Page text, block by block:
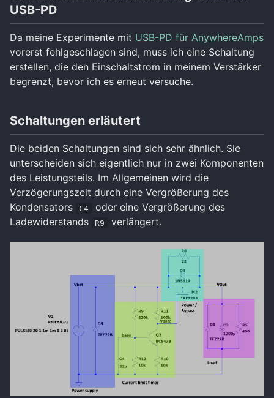
USB-PD
Da meine Experimente mit USB-PD für AnywhereAmps
vorerst fehlgeschlagen sind, muss ich eine Schaltung
erstellen, die den Einschaltstrom in meinem Verstärker
begrenzt, bevor ich es erneut versuche.
Schaltungen erläutert
Die beiden Schaltungen sind sich sehr ähnlich. Sie
unterscheiden sich eigentlich nur in zwei Komponenten
des Leistungsteils. Im Allgemeinen wird die
Verzögerungszeit durch eine Vergrößerung des
Kondensators
C4
oder eine Vergrößerung des
Ladewiderstands
R9 verlängert.